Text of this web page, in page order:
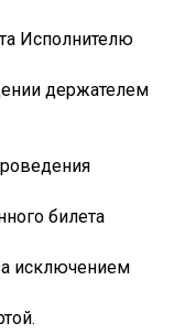
Исполнителю
держателем
билета
исключением